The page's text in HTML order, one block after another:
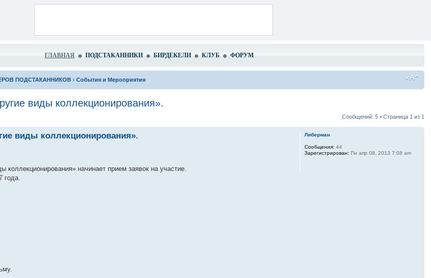
ГЛАВНАЯ ПОДСТАКАННИКИ БИРДЕКЕЛИ КЛУБ ФОРУМ
ПОДСТАКАННИКОВ ‹ События и Мероприятия
виды коллекционирования».
Сообщений: 5 • Страница 1 из 1
виды коллекционирования».
коллекционирования» начинает прием заявок на участие.
года.
Либерман
Сообщения: 44
Зарегистрирован: Пн апр 08, 2013 7:08 am